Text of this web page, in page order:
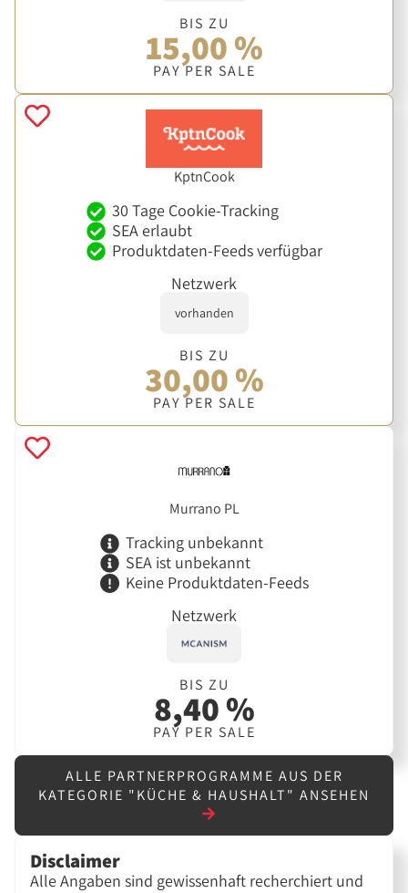
BIS ZU
15,00 %
PAY PER SALE
KptnCook
30 Tage Cookie-Tracking
SEA erlaubt
Produktdaten-Feeds verfügbar
Netzwerk
vorhanden
BIS ZU
30,00 %
PAY PER SALE
Murrano PL
Tracking unbekannt
SEA ist unbekannt
Keine Produktdaten-Feeds
Netzwerk
BIS ZU
8,40 %
PAY PER SALE
ALLE PARTNERPROGRAMME AUS DER
KATEGORIE "KÜCHE & HAUSHALT" ANSEHEN
Disclaimer
Alle Angaben sind gewissenhaft recherchiert und